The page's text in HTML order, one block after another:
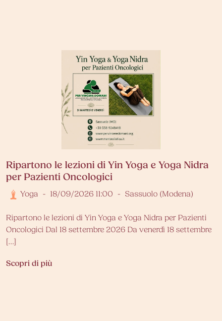
Ripartono le lezioni di Yin Yoga e Yoga Nidra
per Pazienti Oncologici
Yoga - 18/09/2026 11:00 - Sassuolo (Modena)
Ripartono le lezioni di Yin Yoga e Yoga Nidra per Pazienti
Oncologici Dal 18 settembre 2026 Da venerdì 18 settembre
[…]
Scopri di più